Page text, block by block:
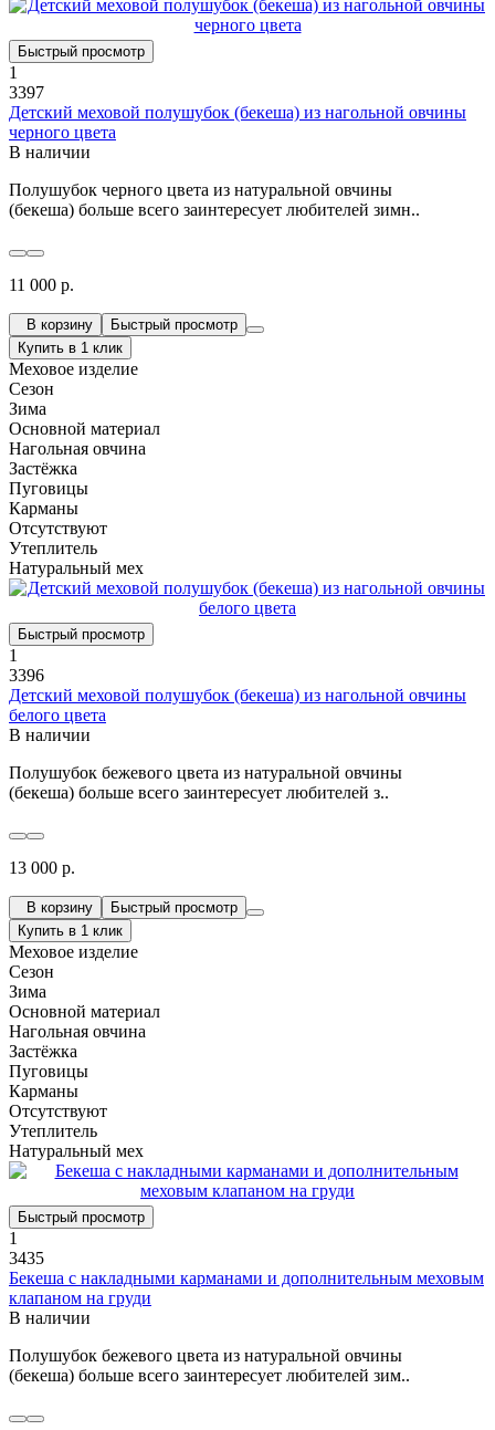
Быстрый просмотр
1
3397
Детский меховой полушубок (бекеша) из нагольной овчины
черного цвета
В наличии
Полушубок черного цвета из натуральной овчины
(бекеша) больше всего заинтересует любителей зимн..
11 000 р.
В корзину
Быстрый просмотр
Купить в 1 клик
Меховое изделие
Сезон
Зима
Основной материал
Нагольная овчина
Застёжка
Пуговицы
Карманы
Отсутствуют
Утеплитель
Натуральный мех
Быстрый просмотр
1
3396
Детский меховой полушубок (бекеша) из нагольной овчины
белого цвета
В наличии
Полушубок бежевого цвета из натуральной овчины
(бекеша) больше всего заинтересует любителей з..
13 000 р.
В корзину
Быстрый просмотр
Купить в 1 клик
Меховое изделие
Сезон
Зима
Основной материал
Нагольная овчина
Застёжка
Пуговицы
Карманы
Отсутствуют
Утеплитель
Натуральный мех
Быстрый просмотр
1
3435
Бекеша с накладными карманами и дополнительным меховым
клапаном на груди
В наличии
Полушубок бежевого цвета из натуральной овчины
(бекеша) больше всего заинтересует любителей зим..